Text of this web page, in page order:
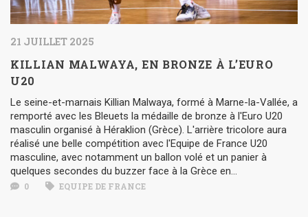
21 JUILLET 2025
KILLIAN MALWAYA, EN BRONZE À L’EURO
U20
Le seine-et-marnais Killian Malwaya, formé à Marne-la-Vallée, a
remporté avec les Bleuets la médaille de bronze à l'Euro U20
masculin organisé à Héraklion (Grèce). L'arrière tricolore aura
réalisé une belle compétition avec l'Equipe de France U20
masculine, avec notamment un ballon volé et un panier à
quelques secondes du buzzer face à la Grèce en...
0 EQUIPE DE FRANCE